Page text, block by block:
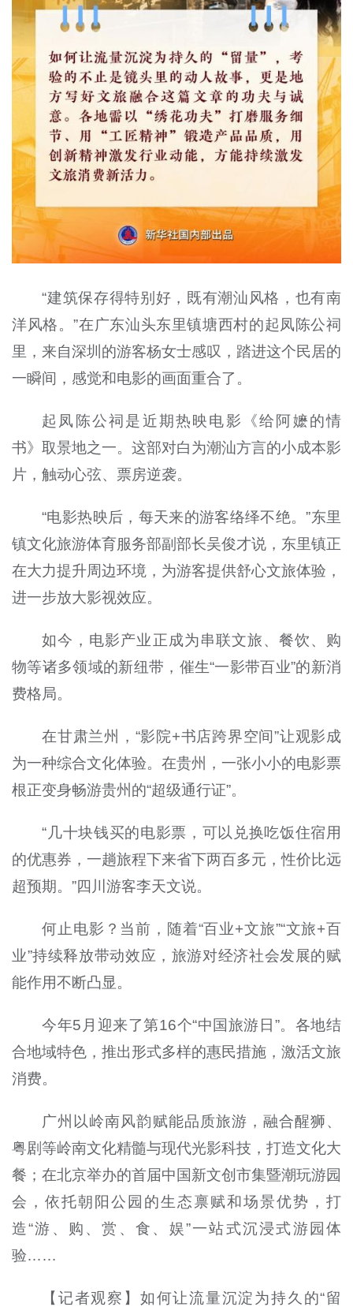
“建筑保存得特别好，既有潮汕风格，也有南
洋风格。”在广东汕头东里镇塘西村的起凤陈公祠
里，来自深圳的游客杨女士感叹，踏进这个民居的
一瞬间，感觉和电影的画面重合了。
起凤陈公祠是近期热映电影《给阿嬷的情
书》取景地之一。这部对白为潮汕方言的小成本影
片，触动心弦、票房逆袭。
“电影热映后，每天来的游客络绎不绝。”东里
镇文化旅游体育服务部副部长吴俊才说，东里镇正
在大力提升周边环境，为游客提供舒心文旅体验，
进一步放大影视效应。
如今，电影产业正成为串联文旅、餐饮、购
物等诸多领域的新纽带，催生“一影带百业”的新消
费格局。
在甘肃兰州，“影院+书店跨界空间”让观影成
为一种综合文化体验。在贵州，一张小小的电影票
根正变身畅游贵州的“超级通行证”。
“几十块钱买的电影票，可以兑换吃饭住宿用
的优惠券，一趟旅程下来省下两百多元，性价比远
超预期。”四川游客李天文说。
何止电影？当前，随着“百业+文旅”“文旅+百
业”持续释放带动效应，旅游对经济社会发展的赋
能作用不断凸显。
今年5月迎来了第16个“中国旅游日”。各地结
合地域特色，推出形式多样的惠民措施，激活文旅
消费。
广州以岭南风韵赋能品质旅游，融合醒狮、
粤剧等岭南文化精髓与现代光影科技，打造文化大
餐；在北京举办的首届中国新文创市集暨潮玩游园
会，依托朝阳公园的生态禀赋和场景优势，打
造“游、购、赏、食、娱”一站式沉浸式游园体
验……
【记者观察】如何让流量沉淀为持久的“留